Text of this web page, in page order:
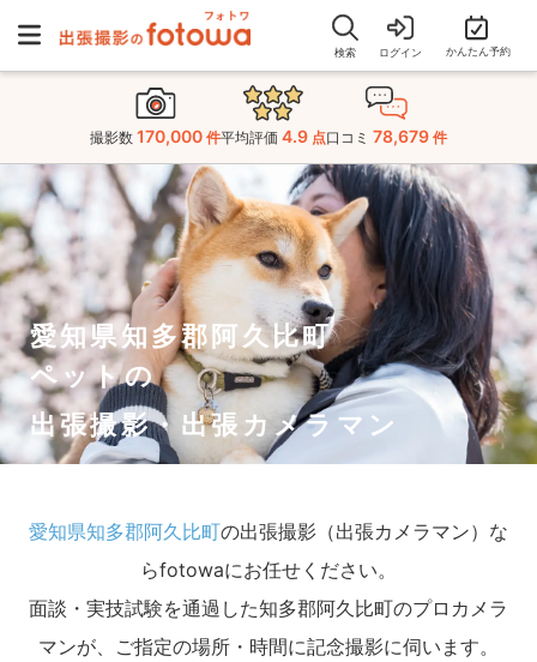
検索 ログイン かんたん予約
撮影数 170,000 件平均評価 4.9 点口コミ 78,679 件
愛知県知多郡阿久比町
ペットの
出張撮影・出張カメラマン
愛知県知多郡阿久比町の出張撮影（出張カメラマン）な
らfotowaにお任せください。
面談・実技試験を通過した知多郡阿久比町のプロカメラ
マンが、ご指定の場所・時間に記念撮影に伺います。